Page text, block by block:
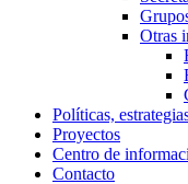
Otras
Políticas,
Proyectos
Centro de
Contacto